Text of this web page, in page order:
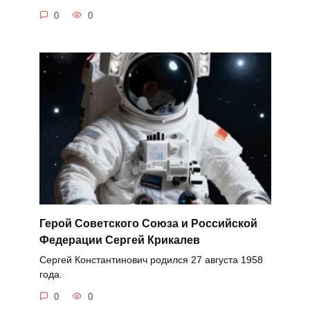
0 0
Герой Советского Союза и Российской
Федерации Сергей Крикалев
Сергей Константинович родился 27 августа 1958
года.
0 0